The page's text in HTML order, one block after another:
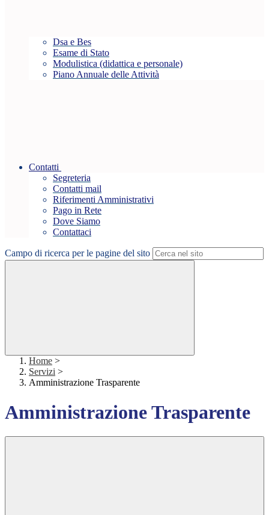
Dsa e Bes
Esame di Stato
Modulistica (didattica e personale)
Piano Annuale delle Attività
Contatti
Segreteria
Contatti mail
Riferimenti Amministrativi
Pago in Rete
Dove Siamo
Contattaci
Campo di ricerca per le pagine del sito
Home >
Servizi >
Amministrazione Trasparente
Amministrazione Trasparente